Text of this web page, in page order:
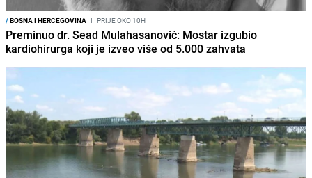
/BOSNA I HERCEGOVINA I PRIJE OKO 10H
Preminuo dr. Sead Mulahasanović: Mostar izgubio
kardiohirurga koji je izveo više od 5.000 zahvata